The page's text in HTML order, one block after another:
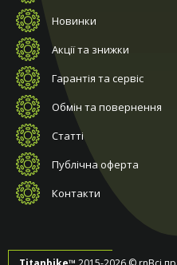
Новинки
Акції та знижки
Гарантія та сервіс
Обмін та повернення
Статті
Публічна оферта
Контакти